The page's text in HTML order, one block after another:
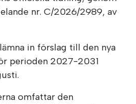
nr. C/2026/2989, av
in förslag till den nya
perioden 2027-2031
omfattar den